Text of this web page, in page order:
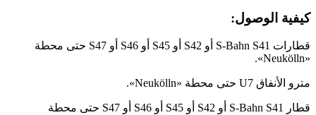
كيفية الوصول:
قطارات S-Bahn S41 أو S42 أو S45 أو S46 أو S47 حتى محطة
مترو الأنفاق U7 حتى محطة «Neukölln».
قطار S-Bahn S41 أو S42 أو S45 أو S46 أو S47 حتى محطة